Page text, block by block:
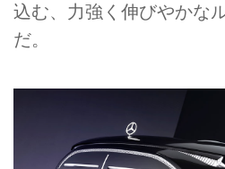
込む、力強く伸びやかな
だ。